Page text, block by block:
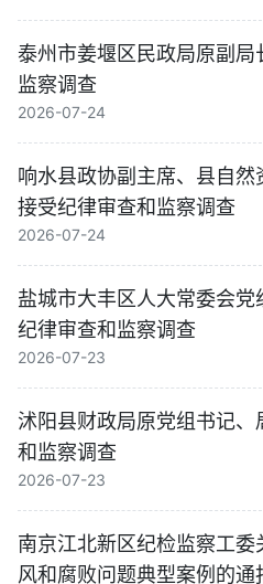
泰州市姜堰区民政局原副
监察调查
2026-07-24
响水县政协副主席、县自
接受纪律审查和监察调查
2026-07-24
盐城市大丰区人大常委会
纪律审查和监察调查
2026-07-23
沭阳县财政局原党组书记
和监察调查
2026-07-23
南京江北新区纪检监察工
风和腐败问题典型案例的通